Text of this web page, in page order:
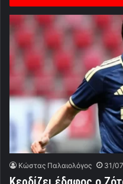
Κώστας Παλαιολόγος 31/